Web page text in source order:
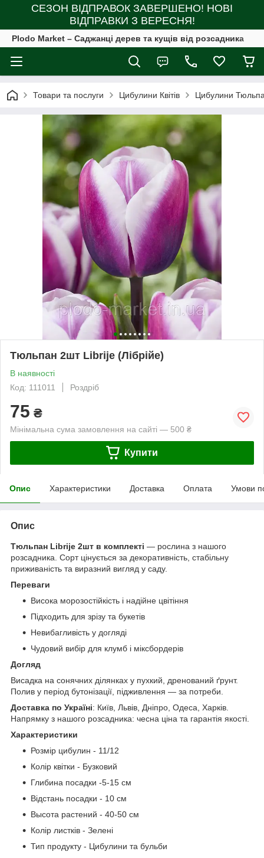
СЕЗОН ВІДПРАВОК ЗАВЕРШЕНО! НОВІ
ВІДПРАВКИ З ВЕРЕСНЯ!
Plodo Market – Саджанці дерев та кущів від розсадника
Товари та послуги Цибулини Квітів Цибулини
Тюльпан 2шт Librije (Лібрійе)
В наявності
Код: 111011
Роздріб
75 ₴
Мінімальна сума замовлення на сайті — 500 ₴
Купити
Опис Характеристики Доставка Оплата Умови
Опис
Тюльпан Librije 2шт в комплекті — рослина з нашого
розсадника. Сорт цінується за декоративність, стабільну
приживаність та виразний вигляд у саду.
Переваги
Висока морозостійкість і надійне цвітіння
Підходить для зрізу та букетів
Невибагливість у догляді
Чудовий вибір для клумб і міксбордерів
Догляд
Висадка на сонячних ділянках у пухкий, дренований ґрунт.
Полив у період бутонізації, підживлення — за потреби.
Доставка по Україні: Київ, Львів, Дніпро, Одеса, Харків.
Напрямку з нашого розсадника: чесна ціна та гарантія якості.
Характеристики
Розмір цибулин - 11/12
Колір квітки - Бузковий
Глибина посадки -5-15 см
Відстань посадки - 10 см
Высота растений - 40-50 см
Колір листків - Зелені
Тип продукту - Цибулини та бульби